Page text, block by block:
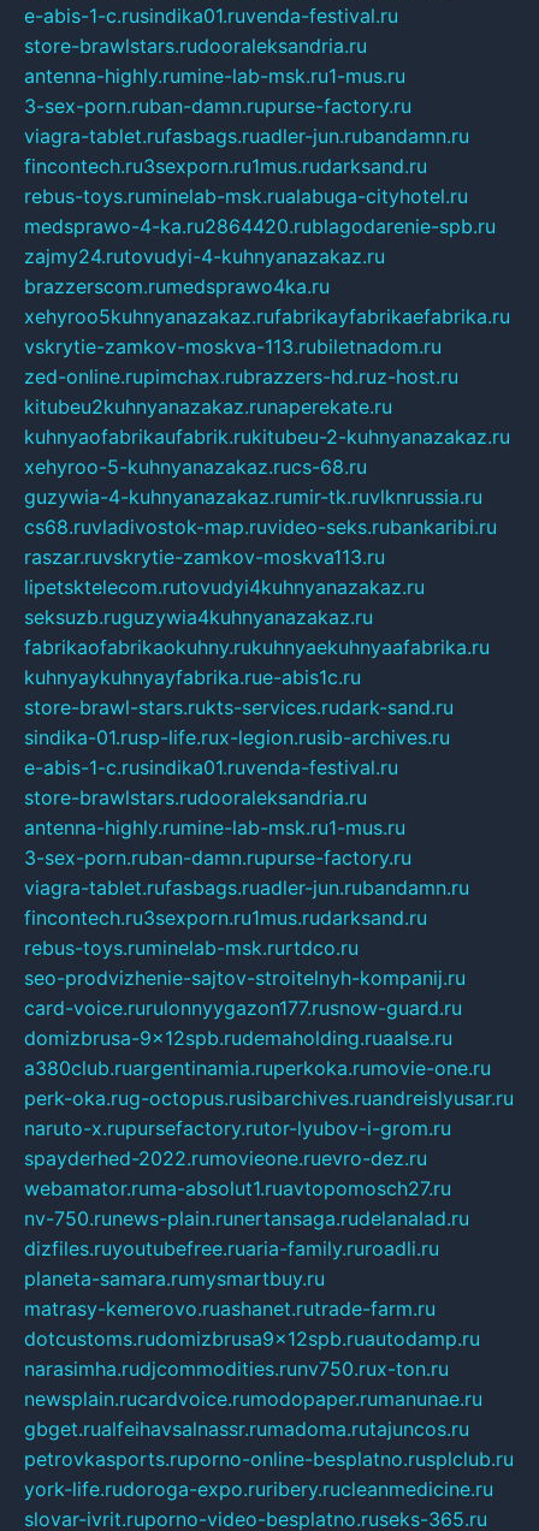
e-abis-1-c.rusindika01.ruvenda-festival.ru
store-brawlstars.rudooraleksandria.ru
antenna-highly.rumine-lab-msk.ru1-mus.ru
3-sex-porn.ruban-damn.rupurse-factory.ru
viagra-tablet.rufasbags.ruadler-jun.rubandamn.ru
fincontech.ru3sexporn.ru1mus.rudarksand.ru
rebus-toys.ruminelab-msk.rualabuga-cityhotel.ru
medsprawo-4-ka.ru2864420.rublagodarenie-spb.ru
zajmy24.rutovudyi-4-kuhnyanazakaz.ru
brazzerscom.rumedsprawo4ka.ru
xehyroo5kuhnyanazakaz.rufabrikayfabrikaefabrika.ru
vskrytie-zamkov-moskva-113.rubiletnadom.ru
zed-online.rupimchax.rubrazzers-hd.ruz-host.ru
kitubeu2kuhnyanazakaz.runaperekate.ru
kuhnyaofabrikaufabrik.rukitubeu-2-kuhnyanazakaz.ru
xehyroo-5-kuhnyanazakaz.rucs-68.ru
guzywia-4-kuhnyanazakaz.rumir-tk.ruvlknrussia.ru
cs68.ruvladivostok-map.ruvideo-seks.rubankaribi.ru
raszar.ruvskrytie-zamkov-moskva113.ru
lipetsktelecom.rutovudyi4kuhnyanazakaz.ru
seksuzb.ruguzywia4kuhnyanazakaz.ru
fabrikaofabrikaokuhny.rukuhnyaekuhnyaafabrika.ru
kuhnyaykuhnyayfabrika.rue-abis1c.ru
store-brawl-stars.rukts-services.rudark-sand.ru
sindika-01.rusp-life.rux-legion.rusib-archives.ru
e-abis-1-c.rusindika01.ruvenda-festival.ru
store-brawlstars.rudooraleksandria.ru
antenna-highly.rumine-lab-msk.ru1-mus.ru
3-sex-porn.ruban-damn.rupurse-factory.ru
viagra-tablet.rufasbags.ruadler-jun.rubandamn.ru
fincontech.ru3sexporn.ru1mus.rudarksand.ru
rebus-toys.ruminelab-msk.rurtdco.ru
seo-prodvizhenie-sajtov-stroitelnyh-kompanij.ru
card-voice.rurulonnyygazon177.rusnow-guard.ru
domizbrusa-9x12spb.rudemaholding.ruaalse.ru
a380club.ruargentinamia.ruperkoka.rumovie-one.ru
perk-oka.rug-octopus.rusibarchives.ruandreislyusar.ru
naruto-x.rupursefactory.rutor-lyubov-i-grom.ru
spayderhed-2022.rumovieone.ruevro-dez.ru
webamator.ruma-absolut1.ruavtopomosch27.ru
nv-750.runews-plain.runertansaga.rudelanalad.ru
dizfiles.ruyoutubefree.ruaria-family.ruroadli.ru
planeta-samara.rumysmartbuy.ru
matrasy-kemerovo.ruashanet.rutrade-farm.ru
dotcustoms.rudomizbrusa9x12spb.ruautodamp.ru
narasimha.rudjcommodities.runv750.rux-ton.ru
newsplain.rucardvoice.rumodopaper.rumanunae.ru
gbget.rualfeihavsalnassr.rumadoma.rutajuncos.ru
petrovkasports.ruporno-online-besplatno.rusplclub.ru
york-life.rudoroga-expo.ruribery.rucleanmedicine.ru
slovar-ivrit.ruporno-video-besplatno.ruseks-365.ru